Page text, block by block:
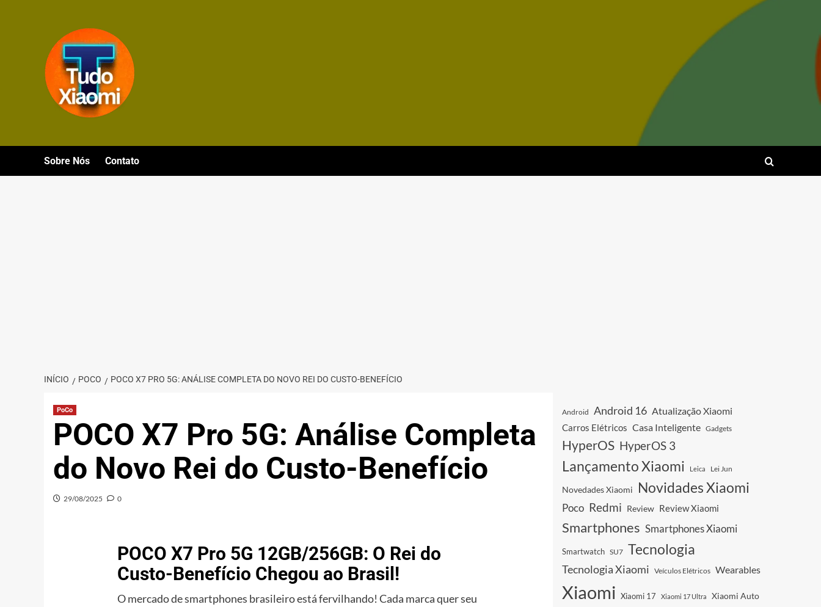
Sobre Nós Contato
INÍCIO POCO POCO X7 PRO 5G: ANÁLISE COMPLETA DO NOVO REI DO CUSTO-BENEFÍCIO
PoCo
POCO X7 Pro 5G: Análise Completa
do Novo Rei do Custo-Benefício
29/08/2025 0
POCO X7 Pro 5G 12GB/256GB: O Rei do
Custo-Benefício Chegou ao Brasil!
O mercado de smartphones brasileiro está fervilhando! Cada marca quer seu
Android Android 16 Atualização Xiaomi
Carros Elétricos Casa Inteligente Gadgets
HyperOS HyperOS 3
Lançamento Xiaomi Leica Lei Jun
Novedades Xiaomi Novidades Xiaomi
Poco Redmi Review Review Xiaomi
Smartphones Smartphones Xiaomi
Smartwatch SU7 Tecnologia
Tecnologia Xiaomi Veículos Elétricos Wearables
Xiaomi Xiaomi 17 Xiaomi 17 Ultra Xiaomi Auto